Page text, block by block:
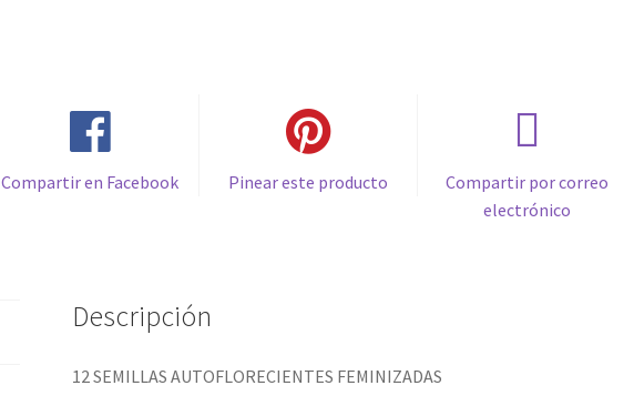
Compartir en Facebook Pinear este producto
Compartir por correo
electrónico
Descripción
12 SEMILLAS AUTOFLORECIENTES FEMINIZADAS